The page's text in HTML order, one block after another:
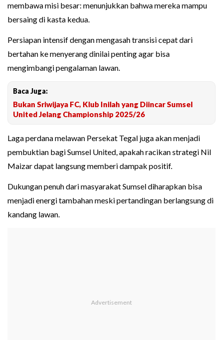
membawa misi besar: menunjukkan bahwa mereka mampu
bersaing di kasta kedua.
Persiapan intensif dengan mengasah transisi cepat dari
bertahan ke menyerang dinilai penting agar bisa
mengimbangi pengalaman lawan.
Baca Juga:
Bukan Sriwijaya FC, Klub Inilah yang Diincar Sumsel
United Jelang Championship 2025/26
Laga perdana melawan Persekat Tegal juga akan menjadi
pembuktian bagi Sumsel United, apakah racikan strategi Nil
Maizar dapat langsung memberi dampak positif.
Dukungan penuh dari masyarakat Sumsel diharapkan bisa
menjadi energi tambahan meski pertandingan berlangsung di
kandang lawan.